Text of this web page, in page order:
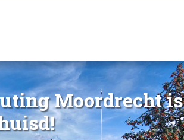
Moordrecht is